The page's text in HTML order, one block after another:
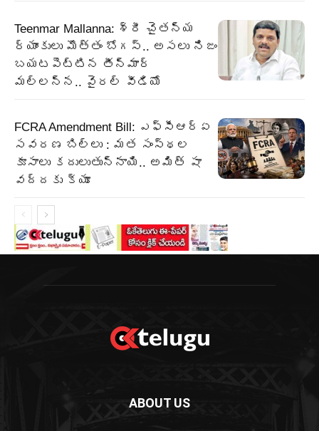
Teenmar Mallanna: శ్రీ చైతన్య
ర్యాంకులు మొత్తం బోగస్.. అసలు నిజం
బయటపెట్టిన తీన్మార్
మల్లన్న.. వైరల్ వీడియో
FCRA Amendment Bill: ఎఫ్‌సీఆర్‌ఏ
సవరణ బిల్లు : మత సంస్థల
కూసాలు కదులుతున్నాయి.. అమిత్ షా
వద్దకు క్యూ
ABOUT US